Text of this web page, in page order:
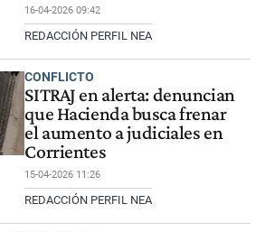
16-04-2026 09:42
REDACCIÓN PERFIL NEA
CONFLICTO
SITRAJ en alerta: denuncian
que Hacienda busca frenar
el aumento a judiciales en
Corrientes
15-04-2026 11:26
REDACCIÓN PERFIL NEA